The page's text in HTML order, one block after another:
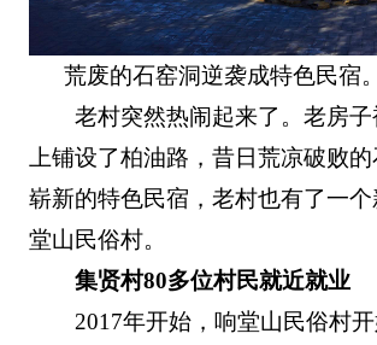
荒废的石窑洞逆袭成特色民宿
老村突然热闹起来了。老房
上铺设了柏油路，昔日荒凉破败
崭新的特色民宿，老村也有了一
堂山民俗村。
集贤村80多位村民就近就业
2017年开始，响堂山民俗村